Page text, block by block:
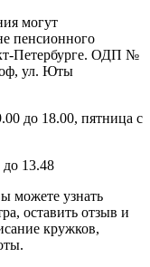
могут
пенсионного
Петербурге. ОДП №
ул. Юты
до 18.00, пятница с
до 13.48
можете узнать
оставить отзыв и
кружков,